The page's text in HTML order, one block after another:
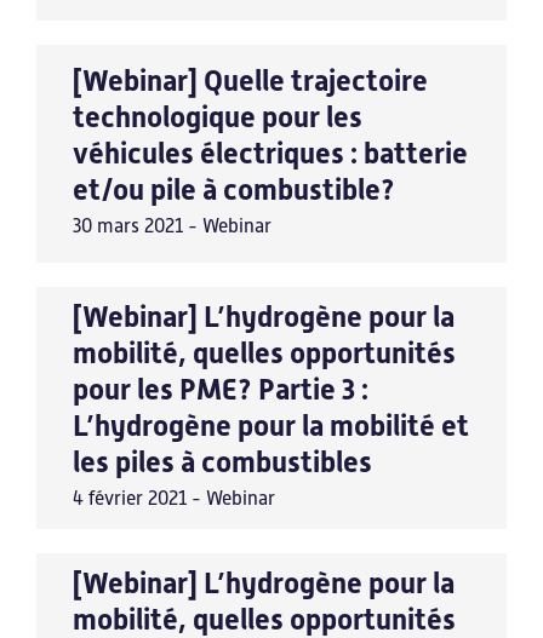
Visites virtuelles
Défis d’innovation
Matériaux
Notre offre
Une offre sur-mesure
Programme Improve
[Webinar] Quelle trajectoire
technologique pour les
véhicules électriques : batterie
et/ou pile à combustible?
30 mars 2021 - Webinar
[Webinar] L’hydrogène pour la
mobilité, quelles opportunités
pour les PME? Partie 3 :
L’hydrogène pour la mobilité et
les piles à combustibles
4 février 2021 - Webinar
[Webinar] L’hydrogène pour la
mobilité, quelles opportunités